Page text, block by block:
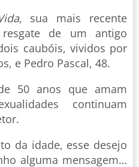
, sua mais recente
de um antigo
caubóis, vividos por
e Pedro Pascal, 48.
50 anos que amam
continuam
da idade, esse desejo
alguma mensagem…